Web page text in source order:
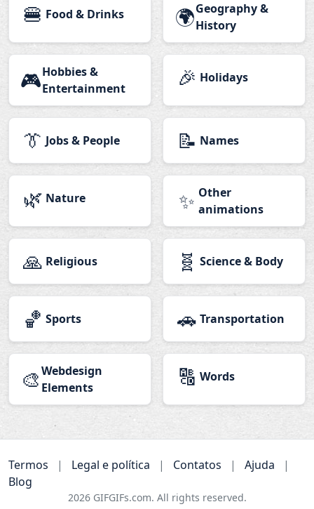
🍔 Food & Drinks 🌍Geography &
History
🎮Hobbies &
Entertainment
🎉 Holidays
👔 Jobs & People 📝 Names
🌿 Nature ✨ Other
animations
🙏 Religious 🧬 Science & Body
🏀 Sports 🚗 Transportation
🎨 Webdesign
Elements
🔠 Words
Termos | Legal e política | Contatos | Ajuda
|
Blog
2026GIFGIFs.com. All rights reserved.